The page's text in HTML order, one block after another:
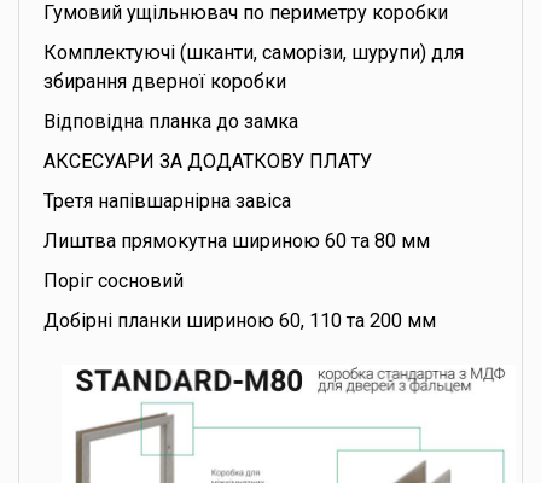
Гумовий ущільнювач по периметру коробки
Комплектуючі (шканти, саморізи, шурупи) для
збирання дверної коробки
Відповідна планка до замка
АКСЕСУАРИ ЗА ДОДАТКОВУ ПЛАТУ
Третя напівшарнірна завіса
Лиштва прямокутна шириною 60 та 80 мм
Поріг сосновий
Добірні планки шириною 60, 110 та 200 мм